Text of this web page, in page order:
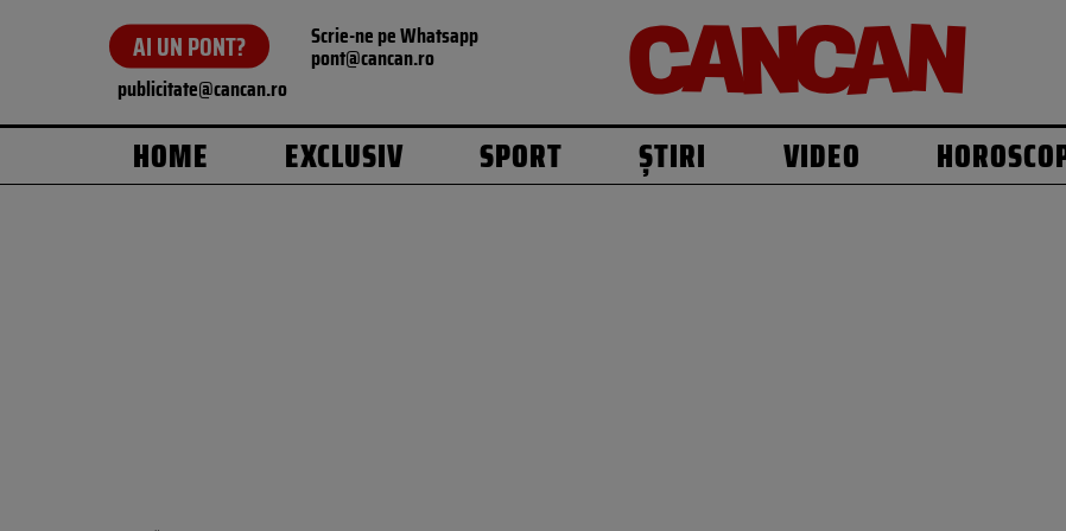
AI UN PONT? Scrie-ne pe Whatsapp
pont@cancan.ro
publicitate@cancan.ro
HOME EXCLUSIV SPORT ȘTIRI VIDEO